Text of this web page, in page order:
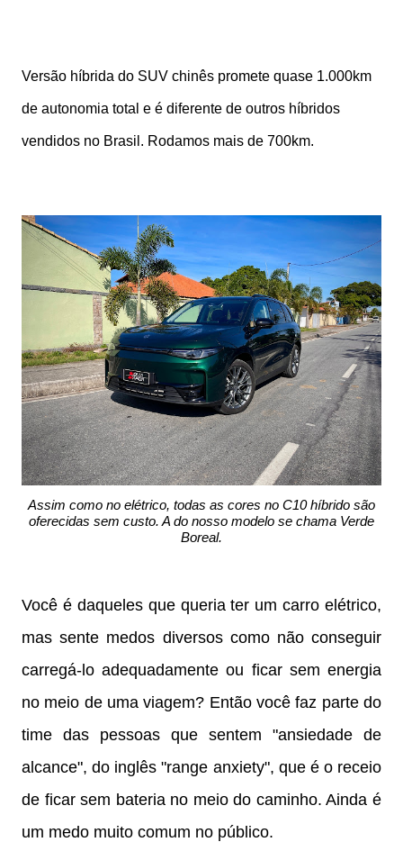
Versão híbrida do SUV chinês promete quase 1.000km
de autonomia total e é diferente de outros híbridos
vendidos no Brasil. Rodamos mais de 700km.
Assim como no elétrico, todas as cores no C10 híbrido são
oferecidas sem custo. A do nosso modelo se chama Verde
Boreal.
Você é daqueles que queria ter um carro elétrico,
mas sente medos diversos como não conseguir
carregá-lo adequadamente ou ficar sem energia
no meio de uma viagem? Então você faz parte do
time das pessoas que sentem "ansiedade de
alcance", do inglês "range anxiety", que é o receio
de ficar sem bateria no meio do caminho. Ainda é
um medo muito comum no público.